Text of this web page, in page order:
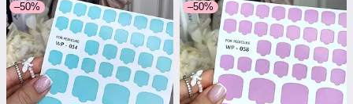
–50% –50%